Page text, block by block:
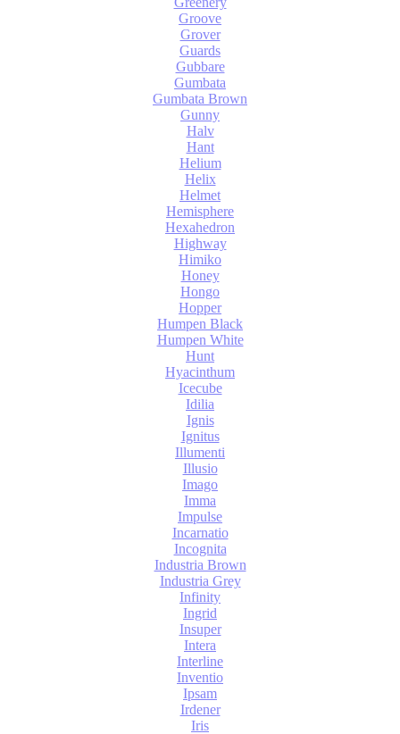
Groove
Grover
Guards
Gubbare
Gumbata
Gumbata Brown
Gunny
Halv
Hant
Helium
Helix
Helmet
Hemisphere
Hexahedron
Highway
Himiko
Honey
Hongo
Hopper
Humpen Black
Humpen White
Hunt
Hyacinthum
Icecube
Idilia
Ignis
Ignitus
Illumenti
Illusio
Imago
Imma
Impulse
Incarnatio
Incognita
Industria Brown
Industria Grey
Infinity
Ingrid
Insuper
Intera
Interline
Inventio
Ipsam
Irdener
Iris